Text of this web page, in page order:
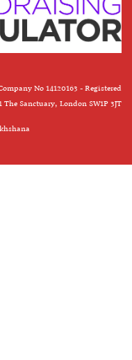
No 14120163 - Registered
Sanctuary, London SW1P 3JT